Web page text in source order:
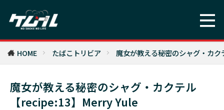
HOME たばこトリビア 魔女が教える秘密のシャグ・カ
魔女が教える秘密のシャグ・カクテル
【recipe:13】Merry Yule